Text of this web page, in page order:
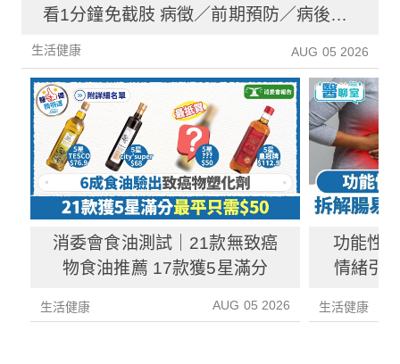
看1分鐘免截肢 病徵／前期預防／病後護
理一文睇清
生活健康 AUG 05 2026
消委會食油測試｜21款無致癌
物食油推薦 17款獲5星滿分
生活健康 AUG 05 2026
功能性
情緒引
生活健康